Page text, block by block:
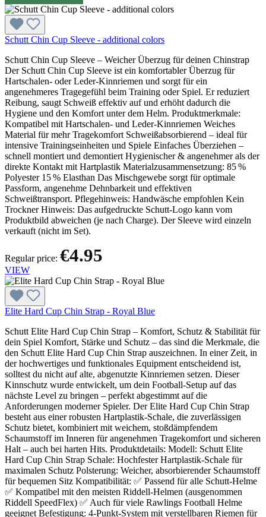
Schutt Chin Cup Sleeve - additional colors
Schutt Chin Cup Sleeve – Weicher Überzug für deinen Chinstrap
Der Schutt Chin Cup Sleeve ist ein komfortabler Überzug für
Hartschalen- oder Leder-Kinnriemen und sorgt für ein
angenehmeres Tragegefühl beim Training oder Spiel. Er reduziert
Reibung, saugt Schweiß effektiv auf und erhöht dadurch die
Hygiene und den Komfort unter dem Helm. Produktmerkmale:
Kompatibel mit Hartschalen- und Leder-Kinnriemen Weiches
Material für mehr Tragekomfort Schweißabsorbierend – ideal für
intensive Trainingseinheiten und Spiele Einfaches Überziehen –
schnell montiert und demontiert Hygienischer & angenehmer als der
direkte Kontakt mit Hartplastik Materialzusammensetzung: 85 %
Polyester 15 % Elasthan Das Mischgewebe sorgt für optimale
Passform, angenehme Dehnbarkeit und effektiven
Schweißtransport. Pflegehinweis: Handwäsche empfohlen Kein
Trockner Hinweis: Das aufgedruckte Schutt-Logo kann vom
Produktbild abweichen (je nach Charge). Der Sleeve wird einzeln
verkauft (nicht im Set).
Regular price: €4.95
VIEW
Elite Hard Cup Chin Strap - Royal Blue
Schutt Elite Hard Cup Chin Strap – Komfort, Schutz & Stabilität für
dein Spiel Komfort, Stärke und Schutz – das sind die Merkmale, die
den Schutt Elite Hard Cup Chin Strap auszeichnen. In einer Zeit, in
der hochwertiges und funktionales Equipment entscheidend ist,
solltest du nicht auf alte, abgenutzte Kinnriemen setzen. Dieser
Kinnschutz wurde entwickelt, um dein Football-Setup auf das
nächste Level zu bringen – perfekt abgestimmt auf die
Anforderungen moderner Spieler. Der Elite Hard Cup Chin Strap
besteht aus einer robusten Hartplastik-Schale, die zuverlässigen
Schutz bietet, kombiniert mit weichem, stoßdämpfendem
Schaumstoff im Inneren für angenehmen Tragekomfort und sicheren
Halt – auch bei harten Hits. Produktdetails: Modell: Schutt Elite
Hard Cup Chin Strap Schale: Hochfester Hartplastik-Schale für
maximalen Schutz Polsterung: Weicher, absorbierender Schaumstoff
für bequemen Sitz Kompatibilität: ✅ Passend für alle Schutt-Helme
✅ Kompatibel mit den meisten Riddell-Helmen (ausgenommen
Riddell SpeedFlex) ✅ Auch für viele Rawlings Football Helme
geeignet Befestigung: 4-Punkt-System mit verstellbaren Riemen für